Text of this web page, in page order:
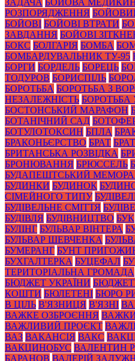
РОЗПОРЯДЖЕННЯ
БОЙОВІ БОЙОВІ ВТРАТИ
ЗАВДАННЯ БОЙОВІ
БОКС БОЛГАРІЯ БОМБА
БОМБАРДУВАЛЬНИК ТУ-95
БОРГИ БОРДЕЛЬ БОРЕЦЬ
ТОДУРОВ БОРИСПІЛЬ
БОРОТЬБА БОРОТЬБА З
НЕЗАЛЕЖНІСТЬ БОРОТЬБА
БОСТОНСЬКИЙ МАРАФОН
БОТАНІЧНИЙ САД
БОТУЛОТОКСИН БПЛА
БРАКОНЬЄРСТВО БРАТ
БРИТАНСЬКА РОЗВІДКА
БРОНЮВАННЯ БРЮССЕЛЬ
БУДАПЕШТСЬКИЙ
БУДИНКИ БУДИНОК
СІМЕЙНОГО ТИПУ
БУДІВЕЛЬНЕ СМІТТЯ
БУДІВЛЯ БУДІВНИЦТВО БУК
БУЛІНГ БУЛЬВАР ВІНТЕРА
БУЛЬВАР ШЕВЧЕНКА
БУМЕРАНГ БУНТ
БУХГАЛТЕРКА БУЦЕФАЛ
ТЕРИТОРІАЛЬНА ГРОМАДА
БЮДЖЕТ УКРАЇНИ
КОШТИ БЮЛЕТЕНІ БЮРО
В ЦІЛЬ В'ЯЗНИЦЯ В'ЯЗНІ
ВАЖКЕ ОЗБРОЄННЯ
ВАЖЛИВИЙ ПРОЄКТ
ВАЗ ВАКАНСІЯ ВАКС
ВАКЦИНОБУС ВАЛЕНТИН
БАРАНОВ ВАЛЕРІЙ